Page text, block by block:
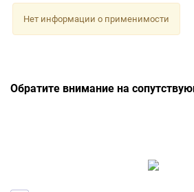
Нет информации о применимости
Обратите внимание на